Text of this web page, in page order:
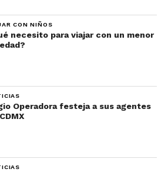
CON NIÑOS
necesito para viajar con un menor
Operadora festeja a sus agentes